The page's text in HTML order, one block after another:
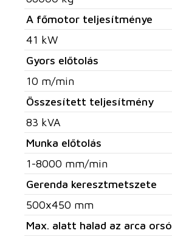
A főmotor teljesítménye
41 kW
Gyors előtolás
10 m/min
Összesített teljesítmény
83 kVA
Munka előtolás
1-8000 mm/min
Gerenda keresztmetszete
500x450 mm
Max. alatt halad az arca orsó